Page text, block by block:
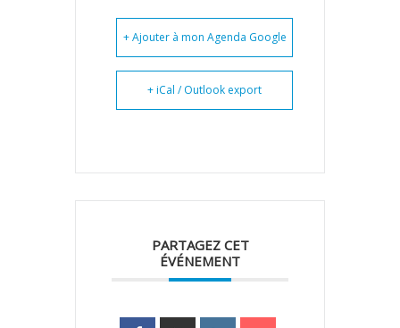
+ Ajouter à mon Agenda Google
+ iCal / Outlook export
PARTAGEZ CET
ÉVÉNEMENT